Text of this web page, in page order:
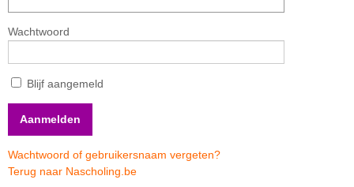
Wachtwoord
Blijf aangemeld
Wachtwoord of gebruikersnaam vergeten?
Terug naar Nascholing.be